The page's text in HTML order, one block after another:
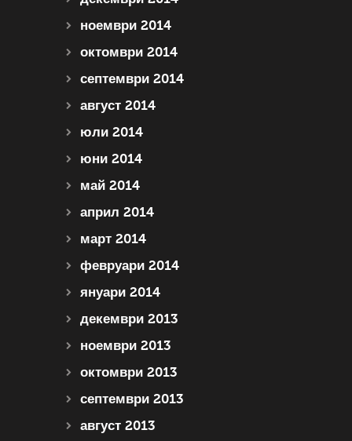
ноември 2014
октомври 2014
септември 2014
август 2014
юли 2014
юни 2014
май 2014
април 2014
март 2014
февруари 2014
януари 2014
декември 2013
ноември 2013
октомври 2013
септември 2013
август 2013